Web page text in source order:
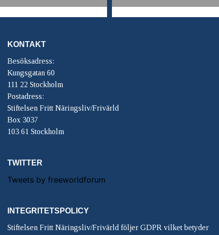
KONTAKT
Besöksadress:
Kungsgatan 60
111 22 Stockholm
Postadress:
Stiftelsen Fritt Näringsliv/Frivärld
Box 3037
103 61 Stockholm
TWITTER
Tweets by freeworldforum
INTEGRITETSPOLICY
Stiftelsen Fritt Näringsliv/Frivärld följer GDPR vilket betyder